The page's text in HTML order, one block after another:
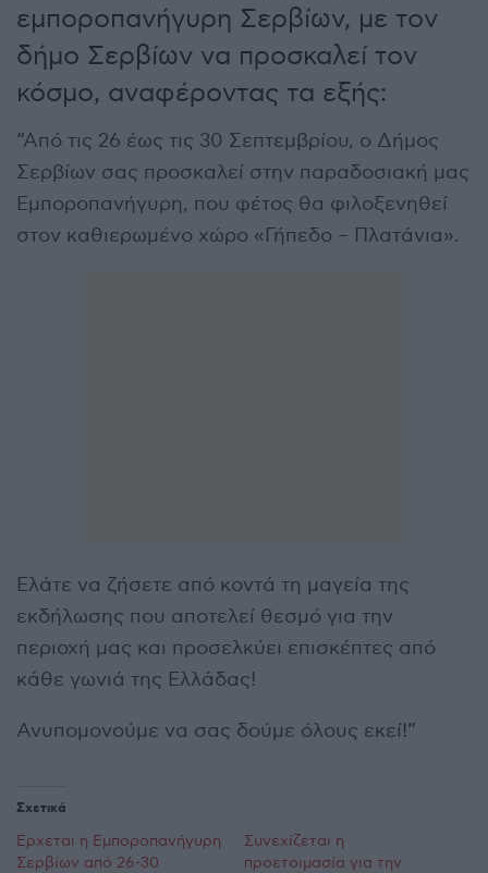
εμποροπανήγυρη Σερβίων, με τον
δήμο Σερβίων να προσκαλεί τον
κόσμο, αναφέροντας τα εξής:
“Από τις 26 έως τις 30 Σεπτεμβρίου, ο Δήμος
Σερβίων σας προσκαλεί στην παραδοσιακή μας
Εμποροπανήγυρη, που φέτος θα φιλοξενηθεί
στον καθιερωμένο χώρο «Γήπεδο – Πλατάνια».
Ελάτε να ζήσετε από κοντά τη μαγεία της
εκδήλωσης που αποτελεί θεσμό για την
περιοχή μας και προσελκύει επισκέπτες από
κάθε γωνιά της Ελλάδας!
Ανυπομονούμε να σας δούμε όλους εκεί!”
Σχετικά
Έρχεται η Εμποροπανήγυρη
Σερβίων από 26-30
Συνεχίζεται η
προετοιμασία για την